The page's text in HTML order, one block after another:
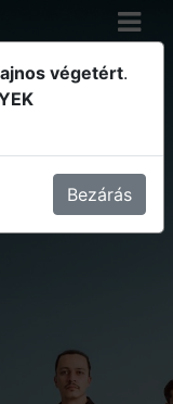
végetért.
Bezárás